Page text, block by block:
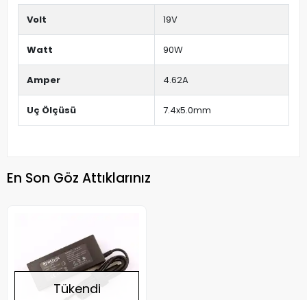
Volt 19V
Watt 90W
Amper 4.62A
Uç Ölçüsü 7.4x5.0mm
En Son Göz Attıklarınız
Tükendi